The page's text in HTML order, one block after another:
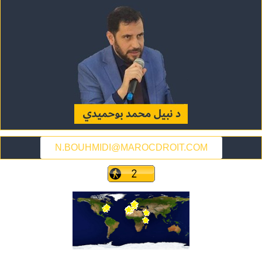
N.BOUHMIDI@MAROCDROIT.COM